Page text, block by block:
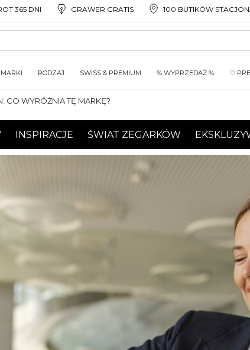
365 DNI GRAWER GRATIS 100 BUTIKÓW
MARKI RODZAJ SWISS & PREMIUM % WYPRZEDAŻ % ♡
CO WYRÓŻNIA TĘ MARKĘ?
INSPIRACJE ŚWIAT ZEGARKÓW